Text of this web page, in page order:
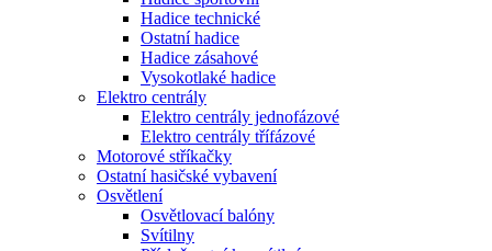
Hadice technické
Ostatní hadice
Hadice zásahové
Vysokotlaké hadice
Elektro centrály
Elektro centrály jednofázové
Elektro centrály třífázové
Motorové stříkačky
Ostatní hasičské vybavení
Osvětlení
Osvětlovací balóny
Svítilny